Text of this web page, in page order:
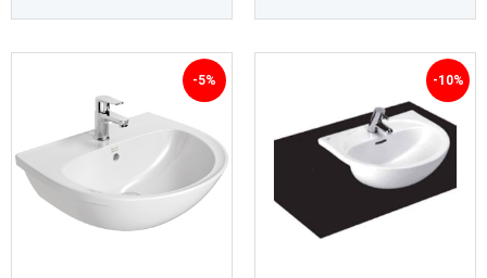
-5% -10%